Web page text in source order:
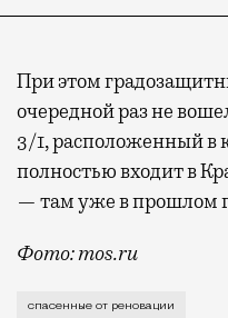
При этом
очередной раз не
3/1, расположенный в
полностью входит в
— там уже в прошлом
Фото: mos.ru
Под программу, как
спасенные от реновации